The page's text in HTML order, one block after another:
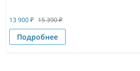
13 900₽ 15 390₽
Подробнее